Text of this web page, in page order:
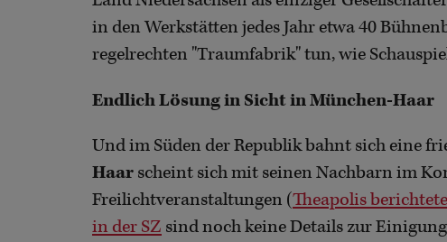
in den Werkstätten jedes Jahr etwa 40
regelrechten "Traumfabrik" tun, wie
Endlich Lösung in Sicht in München-Haar
Und im Süden der Republik bahnt sich eine
Haar scheint sich mit seinen Nachbarn im
Freilichtveranstaltungen (Theapolis berichtete
in der SZ sind noch keine Details zur